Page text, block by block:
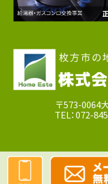
〒573-0064
TEL：072-